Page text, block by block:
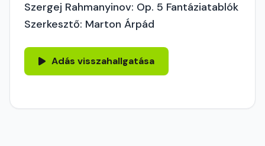
Szergej Rahmanyinov: Op. 5 Fantáziatablók
Szerkesztő: Marton Árpád
Adás visszahallgatása